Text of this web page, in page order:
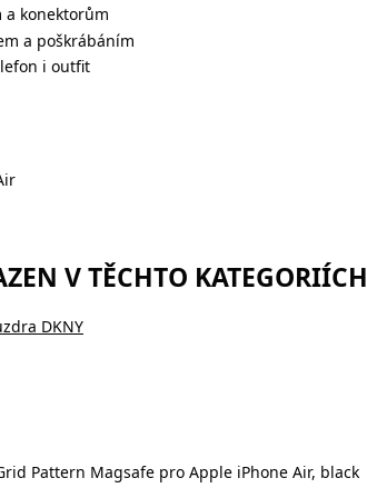
konektorům
a poškrábáním
i outfit
V TĚCHTO KATEGORIÍCH
DKNY
Pattern Magsafe pro Apple iPhone Air, black